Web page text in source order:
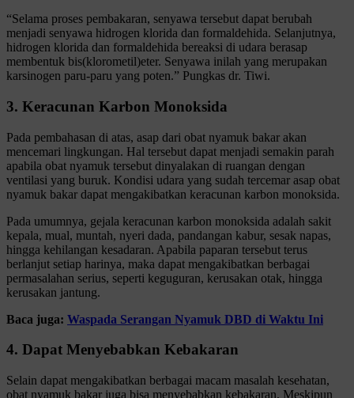
“Selama proses pembakaran, senyawa tersebut dapat berubah
menjadi senyawa hidrogen klorida dan formaldehida. Selanjutnya,
hidrogen klorida dan formaldehida bereaksi di udara berasap
membentuk bis(klorometil)eter. Senyawa inilah yang merupakan
karsinogen paru-paru yang poten.” Pungkas dr. Tiwi.
3. Keracunan Karbon Monoksida
Pada pembahasan di atas, asap dari obat nyamuk bakar akan
mencemari lingkungan. Hal tersebut dapat menjadi semakin parah
apabila obat nyamuk tersebut dinyalakan di ruangan dengan
ventilasi yang buruk. Kondisi udara yang sudah tercemar asap obat
nyamuk bakar dapat mengakibatkan keracunan karbon monoksida.
Pada umumnya, gejala keracunan karbon monoksida adalah sakit
kepala, mual, muntah, nyeri dada, pandangan kabur, sesak napas,
hingga kehilangan kesadaran. Apabila paparan tersebut terus
berlanjut setiap harinya, maka dapat mengakibatkan berbagai
permasalahan serius, seperti keguguran, kerusakan otak, hingga
kerusakan jantung.
Baca juga: Waspada Serangan Nyamuk DBD di Waktu Ini
4. Dapat Menyebabkan Kebakaran
Selain dapat mengakibatkan berbagai macam masalah kesehatan,
obat nyamuk bakar juga bisa menyebabkan kebakaran. Meskipun